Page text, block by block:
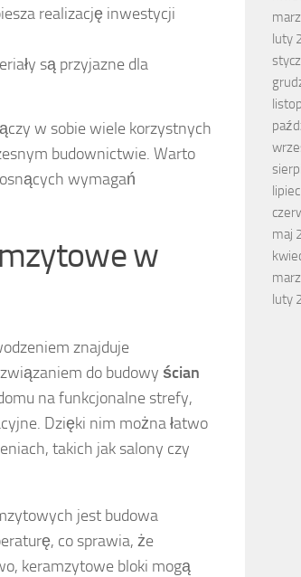
realizację inwestycji
są przyjazne dla
w sobie wiele korzystnych
budownictwie. Warto
wymagań
w
znajduje
do budowy ścian
na funkcjonalne strefy,
Dzięki nim można łatwo
takich jak salony czy
jest budowa
co sprawia, że
keramzytowe bloki mogą
luty
maj
luty